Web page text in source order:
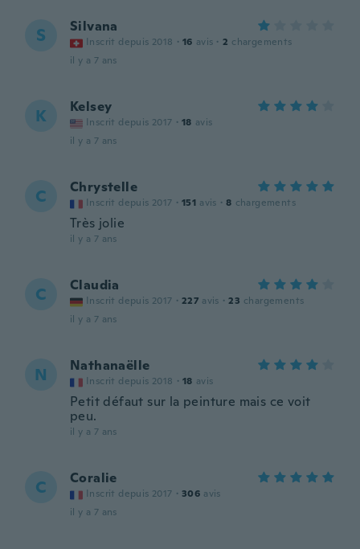
S Silvana
Inscrit depuis 2018 · 16 avis · 2 chargements
il y a 7 ans
K Kelsey
Inscrit depuis 2017 · 18 avis
il y a 7 ans
C Chrystelle
Inscrit depuis 2017 · 151 avis · 8 chargements
Très jolie
il y a 7 ans
C Claudia
Inscrit depuis 2017 · 227 avis · 23 chargements
il y a 7 ans
N Nathanaëlle
Inscrit depuis 2018 · 18 avis
Petit défaut sur la peinture mais ce voit
peu.
il y a 7 ans
C Coralie
Inscrit depuis 2017 · 306 avis
il y a 7 ans